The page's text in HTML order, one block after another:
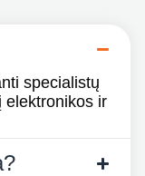
specialistų
elektronikos ir